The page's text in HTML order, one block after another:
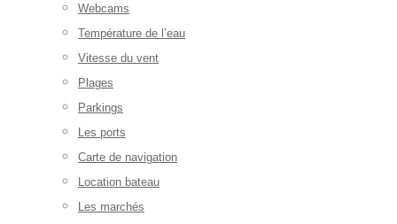
Webcams
Température de l’eau
Vitesse du vent
Plages
Parkings
Les ports
Carte de navigation
Location bateau
Les marchés